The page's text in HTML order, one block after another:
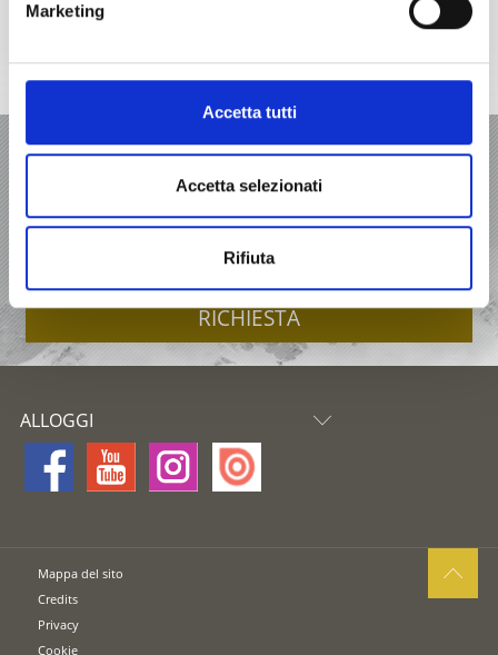
Marketing
Accetta tutti
Accetta selezionati
Rifiuta
+39 0473 62 31 09 info@latsch.it Cartina interattiva
VACANZA A LACES-VAL MARTELLO
OFFERTE
ALLOGGI
RICHIESTA
ALLOGGI
Mappa del sito
Credits
Privacy
Cookie